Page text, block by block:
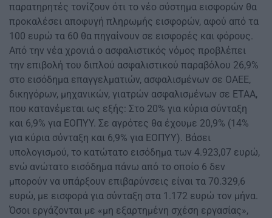
παρατηρητές τονίζουν ότι το νέο σύστημα εισφορών θα
προκαλέσει αποφυγή πληρωμής εισφορών, αφού από τα
100 ευρώ τα 60 θα πηγαίνουν σε εισφορές και φόρους.
Από την νέα χρονιά ο ασφαλιστικός νόμος προβλέπει
την επιβολή του διπλού ασφαλιστικού παραβόλου 26,9%
στο εισόδημα επαγγελματιών, ασφαλισμένων σε ΟΑΕΕ,
δικηγόρων, μηχανικών, γιατρών ασφαλισμένων σε ΕΤΑΑ,
που κατανέμεται ως εξής: Στο 20% για κύρια σύνταξη
και 6,9% για ΕΟΠΥΥ. Σε αγρότες θα έχουμε 20,9% (14%
για κύρια σύνταξη και 6,9% για ΕΟΠΥΥ). Βάσει
υπολογισμού, το κατώτατο εισόδημα των 4.923,07 ευρώ,
ενώ ανώτατο εισόδημα πάνω από το οποίο 6 δεν
μπορούν να υπάρξουν επιβαρύνσεις είναι τα 70.329,6
ευρώ, με εισφορά για σύνταξη στα 1.172 ευρώ τον μήνα.
Όσοι εργάζονται με «μη εξαρτημένη σχέση εργασίας»,